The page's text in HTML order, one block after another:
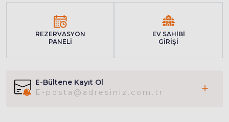
REZERVASYON
PANELİ
EV SAHİBİ
GİRİŞİ
E-Bültene Kayıt Ol